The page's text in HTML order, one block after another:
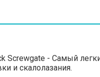
Screwgate - Самый
и скалолазания.